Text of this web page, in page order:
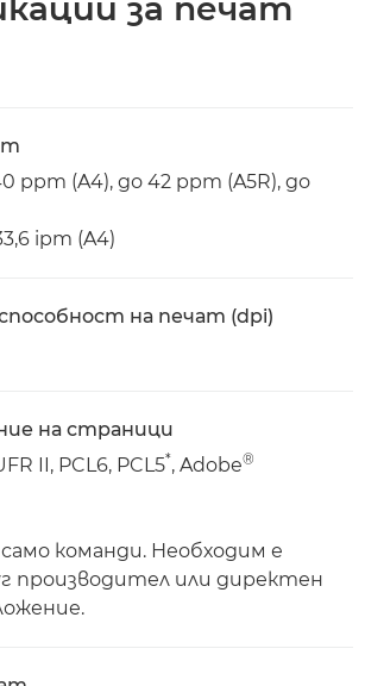
за печат
ppm (A4), до 42 ppm (A5R), до
ipm (A4)
на печат (dpi)
на страници
II, PCL6, PCL5*, Adobe®
команди. Необходим е
производител или директен